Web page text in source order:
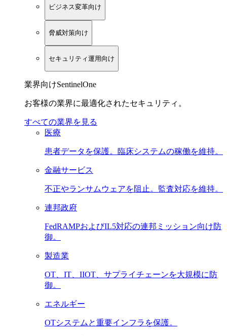
ビジネス変革向け
脅威対策向け
セキュリティ運用向け
業界向けSentinelOne
お客様の業界に最適化されたセキュリティ。
すべての業界を見る
医療
患者データを保護。臨床システムの稼働を維持。
金融サービス
不正やランサムウェアを阻止。監査対応を維持。
連邦政府
FedRAMPおよびIL5対応の連邦ミッション向け防
御。
製造業
OT、IT、IIOT、サプライチェーンを大規模に防
御。
エネルギー
OTシステムと重要インフラを保護。